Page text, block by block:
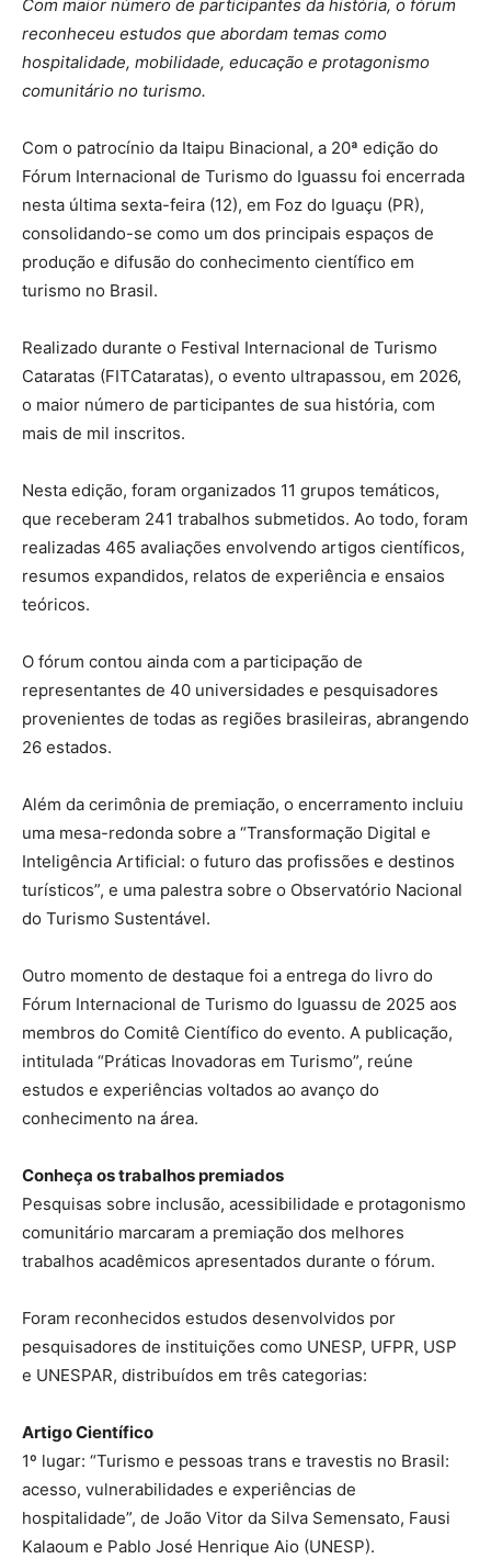
Com maior número de participantes da história, o fórum
reconheceu estudos que abordam temas como
hospitalidade, mobilidade, educação e protagonismo
comunitário no turismo.
Com o patrocínio da Itaipu Binacional, a 20ª edição do
Fórum Internacional de Turismo do Iguassu foi encerrada
nesta última sexta-feira (12), em Foz do Iguaçu (PR),
consolidando-se como um dos principais espaços de
produção e difusão do conhecimento científico em
turismo no Brasil.
Realizado durante o Festival Internacional de Turismo
Cataratas (FITCataratas), o evento ultrapassou, em 2026,
o maior número de participantes de sua história, com
mais de mil inscritos.
Nesta edição, foram organizados 11 grupos temáticos,
que receberam 241 trabalhos submetidos. Ao todo, foram
realizadas 465 avaliações envolvendo artigos científicos,
resumos expandidos, relatos de experiência e ensaios
teóricos.
O fórum contou ainda com a participação de
representantes de 40 universidades e pesquisadores
provenientes de todas as regiões brasileiras, abrangendo
26 estados.
Além da cerimônia de premiação, o encerramento incluiu
uma mesa-redonda sobre a “Transformação Digital e
Inteligência Artificial: o futuro das profissões e destinos
turísticos”, e uma palestra sobre o Observatório Nacional
do Turismo Sustentável.
Outro momento de destaque foi a entrega do livro do
Fórum Internacional de Turismo do Iguassu de 2025 aos
membros do Comitê Científico do evento. A publicação,
intitulada “Práticas Inovadoras em Turismo”, reúne
estudos e experiências voltados ao avanço do
conhecimento na área.
Conheça os trabalhos premiados
Pesquisas sobre inclusão, acessibilidade e protagonismo
comunitário marcaram a premiação dos melhores
trabalhos acadêmicos apresentados durante o fórum.
Foram reconhecidos estudos desenvolvidos por
pesquisadores de instituições como UNESP, UFPR, USP
e UNESPAR, distribuídos em três categorias:
Artigo Científico
1º lugar: “Turismo e pessoas trans e travestis no Brasil:
acesso, vulnerabilidades e experiências de
hospitalidade”, de João Vitor da Silva Semensato, Fausi
Kalaoum e Pablo José Henrique Aio (UNESP).